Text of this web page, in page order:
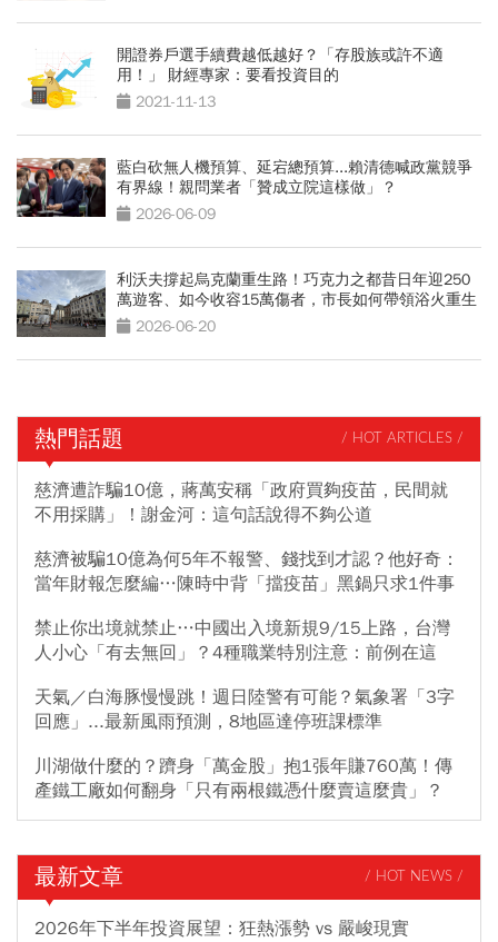
開證券戶選手續費越低越好？「存股族或許不適
用！」 財經專家：要看投資目的
2021-11-13
藍白砍無人機預算、延宕總預算...賴清德喊政黨競爭
有界線！親問業者「贊成立院這樣做」？
2026-06-09
利沃夫撐起烏克蘭重生路！巧克力之都昔日年迎250
萬遊客、如今收容15萬傷者，市長如何帶領浴火重生
2026-06-20
熱門話題 / HOT ARTICLES /
慈濟遭詐騙10億，蔣萬安稱「政府買夠疫苗，民間就
不用採購」！謝金河：這句話說得不夠公道
慈濟被騙10億為何5年不報警、錢找到才認？他好奇：
當年財報怎麼編…陳時中背「擋疫苗」黑鍋只求1件事
禁止你出境就禁止…中國出入境新規9/15上路，台灣
人小心「有去無回」？4種職業特別注意：前例在這
天氣／白海豚慢慢跳！週日陸警有可能？氣象署「3字
回應」...最新風雨預測，8地區達停班課標準
川湖做什麼的？躋身「萬金股」抱1張年賺760萬！傳
產鐵工廠如何翻身「只有兩根鐵憑什麼賣這麼貴」？
最新文章 / HOT NEWS /
2026年下半年投資展望：狂熱漲勢 vs 嚴峻現實